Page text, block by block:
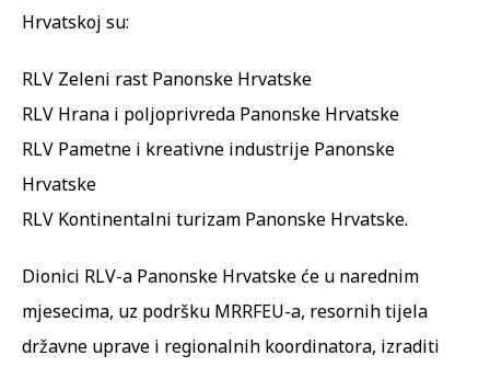
Hrvatskoj su:
RLV Zeleni rast Panonske Hrvatske
RLV Hrana i poljoprivreda Panonske Hrvatske
RLV Pametne i kreativne industrije Panonske
Hrvatske
RLV Kontinentalni turizam Panonske Hrvatske.
Dionici RLV-a Panonske Hrvatske će u narednim
mjesecima, uz podršku MRRFEU-a, resornih tijela
državne uprave i regionalnih koordinatora, izraditi